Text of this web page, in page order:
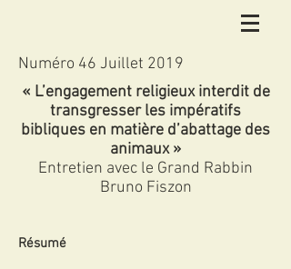
Numéro 46 Juillet 2019
« L’engagement religieux interdit de
transgresser les impératifs
bibliques en matière d’abattage des
animaux »
Entretien avec le Grand Rabbin
Bruno Fiszon
Résumé